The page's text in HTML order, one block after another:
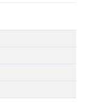
ул.